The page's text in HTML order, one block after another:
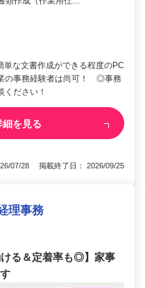
な文書作成ができる程度のPC
の事務経験者は尚可！ ◎事務
ください！
細を見る
07/28 掲載終了日： 2026/09/25
理事務
ける＆定着率も◎】家事